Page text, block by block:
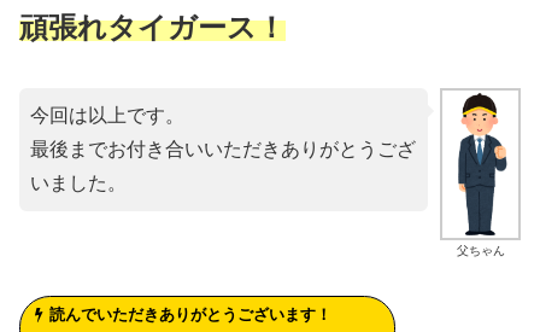
頑張れタイガース！
父ちゃん
今回は以上です。
最後までお付き合いいただきありがとうござ
いました。
読んでいただきありがとうございます！